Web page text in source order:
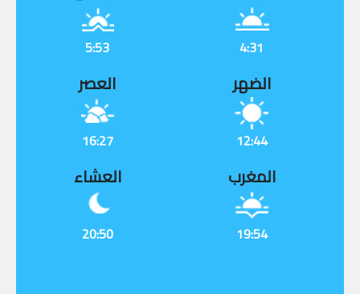
4:31
5:53
الضهر
12:44
العصر
16:27
المغرب
19:54
العشاء
20:50